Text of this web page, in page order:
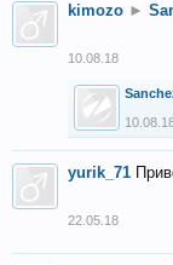
kimozo ►
10.08.18
yurik_71
22.05.18